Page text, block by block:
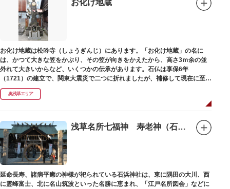
お化け地蔵
お化け地蔵は松吟寺（しょうぎんじ）にあります。「お化け地蔵」の名に
は、かつて大きな笠をかぶり、その笠が向きをかえたから、高さ3ｍ余の並
外れて大きいからなど、いくつかの伝承があります。石仏は享保6年
（1721）の建立で、関東大震災で二つに折れましたが、補修して現在に至っ
ています。常夜灯は、寛政2年（1790）に建てられました。
奥浅草エリア
浅草名所七福神 寿老神（石浜神社）
延命長寿、諸病平癒の神様が祀られている石浜神社は、東に隅田の大川、西
に霊峰富士、北に名山筑波といった名勝に恵まれ、「江戸名所図会」などに